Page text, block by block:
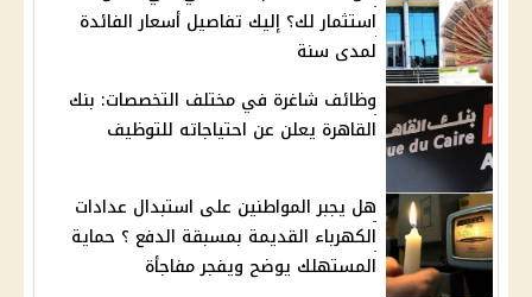
استثمار لك؟ إليك تفاصيل أسعار الفائدة
لمدى سنة
وظائف شاغرة في مختلف التخصصات: بنك
القاهرة يعلن عن احتياجاته للتوظيف
هل يجبر المواطنين على استبدال عدادات
الكهرباء القديمة بمسبقة الدفع ؟ حماية
المستهلك يوضح ويفجر مفاجأة